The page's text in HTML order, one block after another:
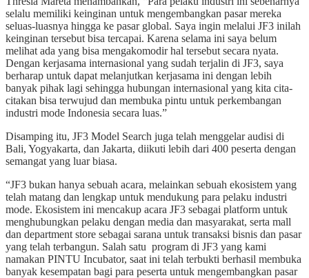
selalu memiliki keinginan untuk mengembangkan pasar mereka
seluas-luasnya hingga ke pasar global. Saya ingin melalui JF3 inilah
keinginan tersebut bisa tercapai. Karena selama ini saya belum
melihat ada yang bisa mengakomodir hal tersebut secara nyata.
Dengan kerjasama internasional yang sudah terjalin di JF3, saya
berharap untuk dapat melanjutkan kerjasama ini dengan lebih
banyak pihak lagi sehingga hubungan internasional yang kita cita-
citakan bisa terwujud dan membuka pintu untuk perkembangan
industri mode Indonesia secara luas.”
Disamping itu, JF3 Model Search juga telah menggelar audisi di
Bali, Yogyakarta, dan Jakarta, diikuti lebih dari 400 peserta dengan
semangat yang luar biasa.
“JF3 bukan hanya sebuah acara, melainkan sebuah ekosistem yang
telah matang dan lengkap untuk mendukung para pelaku industri
mode. Ekosistem ini mencakup acara JF3 sebagai platform untuk
menghubungkan pelaku dengan media dan masyarakat, serta mall
dan department store sebagai sarana untuk transaksi bisnis dan pasar
yang telah terbangun. Salah satu program di JF3 yang kami
namakan PINTU Incubator, saat ini telah terbukti berhasil membuka
banyak kesempatan bagi para peserta untuk mengembangkan pasar